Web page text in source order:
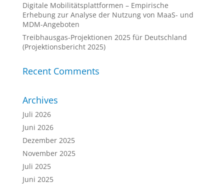
Digitale Mobilitätsplattformen – Empirische
Erhebung zur Analyse der Nutzung von MaaS- und
MDM-Angeboten
Treibhausgas-Projektionen 2025 für Deutschland
(Projektionsbericht 2025)
Recent Comments
Archives
Juli 2026
Juni 2026
Dezember 2025
November 2025
Juli 2025
Juni 2025